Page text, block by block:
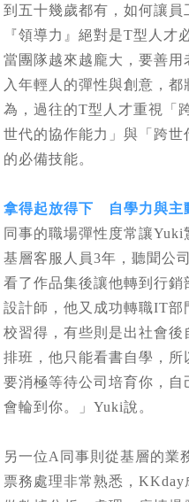
到五十幾歲都有，如何讓
『領導力』絕對是T型人才
當團隊越來越龐大，要善
入年輕人的彈性與創意，
為，過往的T型人才重視「
世代的協作能力」與「跨
的必備技能。
拿得起放得下 自學力與主
同事的職場彈性度常讓
基層客服人員3年，聽聞公
看了作品集後讓他轉到行
設計師，他又成功轉職IT
校習得，有些則是出社會
排班，他只能看書自學，
要消極等待公司培育你，
會輪到你。」Yuki說。
另一位A同事則從基層的業
票務處理非常熟悉，